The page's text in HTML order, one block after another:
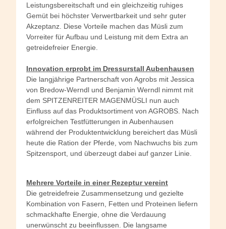
Leistungsbereitschaft und ein gleichzeitig ruhiges
Gemüt bei höchster Verwertbarkeit und sehr guter
Akzeptanz. Diese Vorteile machen das Müsli zum
Vorreiter für Aufbau und Leistung mit dem Extra an
getreidefreier Energie.
Innovation erprobt im Dressurstall Aubenhausen
Die langjährige Partnerschaft von Agrobs mit Jessica
von Bredow-Werndl und Benjamin Werndl nimmt mit
dem SPITZENREITER MAGENMÜSLI nun auch
Einfluss auf das Produktsortiment von AGROBS. Nach
erfolgreichen Testfütterungen in Aubenhausen
während der Produktentwicklung bereichert das Müsli
heute die Ration der Pferde, vom Nachwuchs bis zum
Spitzensport, und überzeugt dabei auf ganzer Linie.
Mehrere Vorteile in einer Rezeptur vereint
Die getreidefreie Zusammensetzung und gezielte
Kombination von Fasern, Fetten und Proteinen liefern
schmackhafte Energie, ohne die Verdauung
unerwünscht zu beeinflussen. Die langsame